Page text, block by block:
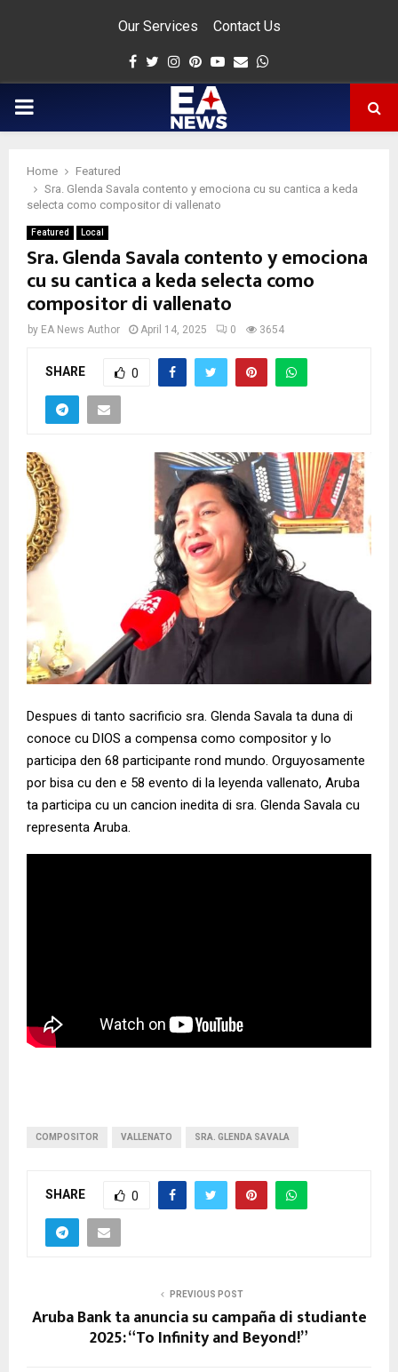
Our Services Contact Us
Facebook
Twitter
Instagram
Pinterest
Youtube
Email
PRIMARY
Home
Featured
Sra. Glenda Savala contento y emociona cu su cantica a keda
selecta como compositor di vallenato
Featured Local
Sra. Glenda Savala contento y emociona
cu su cantica a keda selecta como
compositor di vallenato
by EA News Author April 14, 2025 0 3654
SHARE 0
Despues di tanto sacrificio sra. Glenda Savala ta duna di
conoce cu DIOS a compensa como compositor y lo
participa den 68 participante rond mundo. Orguyosamente
por bisa cu den e 58 evento di la leyenda vallenato, Aruba
ta participa cu un cancion inedita di sra. Glenda Savala cu
representa Aruba.
COMPOSITOR VALLENATO SRA. GLENDA SAVALA
SHARE 0
PREVIOUS POST
Aruba Bank ta anuncia su campaña di studiante
2025: “To Infinity and Beyond!”